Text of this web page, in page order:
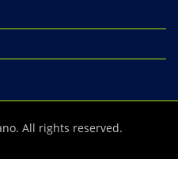
All rights reserved.